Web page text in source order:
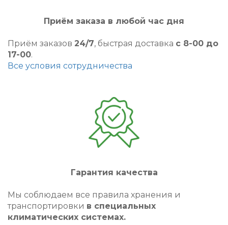
Приём заказа в любой час дня
Приём заказов 24/7, быстрая доставка с 8-00 до
17-00.
Все условия сотрудничества
Гарантия качества
Мы соблюдаем все правила хранения и
транспортировки в специальных
климатических системах.